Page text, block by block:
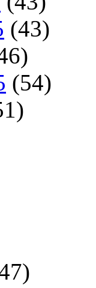
(43)
(54)